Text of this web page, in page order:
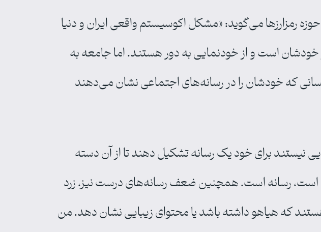
رمزارزها می‌گوید: «مشکل اکوسیستم واقعی ایران و دنیا
است و از خودنمایی به دور هستند. اما جامعه به
که خودشان را در رسانه‌های اجتماعی نشان می‌دهند
نیستند برای خود یک رسانه تشکیل دهند تا از آن دسته
است، رسانه است. همچنین ضعف رسانه‌های درست نیز، زرد
که هیاهو داشته باشد یا محتوای زیبایی نشان دهد. من